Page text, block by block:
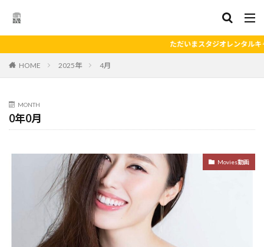
ャッシュバック ただいまス
HOME 2025年 4月
MONTH
0年0月
Movies動画